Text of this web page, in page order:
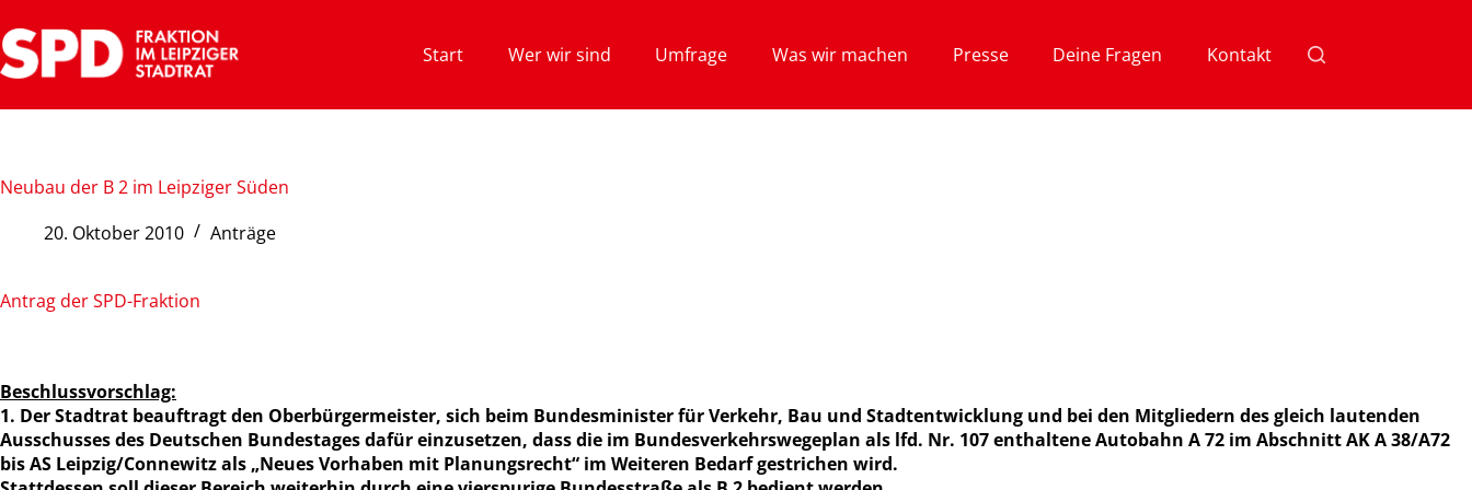
Inhalt
springen
Start Wer wir sind Umfrage Was wir machen Presse Deine Fragen Kontakt
Neubau der B 2 im Leipziger Süden
20. Oktober 2010
Anträge
Antrag der SPD-Fraktion
Beschlussvorschlag:
1. Der Stadtrat beauftragt den Oberbürgermeister, sich beim Bundesminister für Verkehr, Bau und Stadtentwicklung und bei den Mitgliedern des gleich lautenden
Ausschusses des Deutschen Bundestages dafür einzusetzen, dass die im Bundesverkehrswegeplan als lfd. Nr. 107 enthaltene Autobahn A 72 im Abschnitt AK A 38/A72
bis AS Leipzig/Connewitz als „Neues Vorhaben mit Planungsrecht“ im Weiteren Bedarf gestrichen wird.